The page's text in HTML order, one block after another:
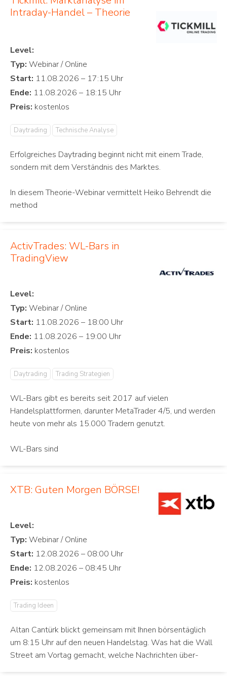
Intraday-Handel – Theorie
Level:
Typ:
Start:
Ende:
Preis:
Daytrading Technische Analyse
Erfolgreiches Daytrading beginnt nicht mit einem Trade,
sondern mit dem Verständnis des Marktes.
In diesem Theorie-Webinar vermittelt Heiko Behrendt die
method
ActivTrades: WL-Bars in
TradingView
Level:
Typ:
Start:
Ende:
Preis:
Daytrading Trading Strategien
WL-Bars gibt es bereits seit 2017 auf vielen
Handelsplattformen, darunter MetaTrader 4/5, und werden
heute von mehr als 15.000 Tradern genutzt.
WL-Bars sind
XTB: Guten Morgen BÖRSE!
Level:
Typ:
Start:
Ende:
Preis:
Trading Ideen
Altan Cantürk blickt gemeinsam mit Ihnen börsentäglich
um 8:15 Uhr auf den neuen Handelstag. Was hat die Wall
Street am Vortag gemacht, welche Nachrichten über-